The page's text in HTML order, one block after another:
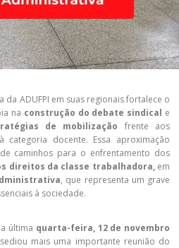
ADUFPI em suas regionais fortalece o
na construção do debate sindical e
de mobilização frente aos
categoria docente. Essa aproximação
caminhos para o enfrentamento dos
direitos da classe trabalhadora, em
, que representa um grave
à sociedade.
última quarta-feira, 12 de novembro
sediou mais uma importante reunião do